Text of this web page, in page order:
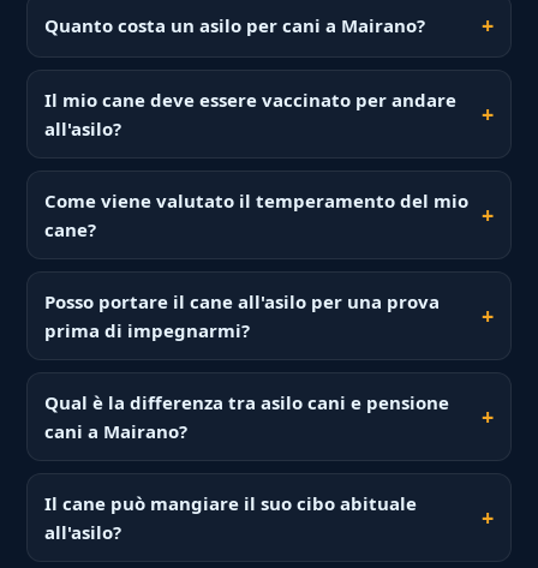
Quanto costa un asilo per cani a Mairano?
Il mio cane deve essere vaccinato per andare
all'asilo?
Come viene valutato il temperamento del mio
cane?
Posso portare il cane all'asilo per una prova
prima di impegnarmi?
Qual è la differenza tra asilo cani e pensione
cani a Mairano?
Il cane può mangiare il suo cibo abituale
all'asilo?